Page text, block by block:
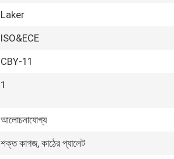
Laker
ISO&ECE
CBY-11
1
আলোচনাযোগ্য
শক্ত কাগজ, কাঠের প্যালেট